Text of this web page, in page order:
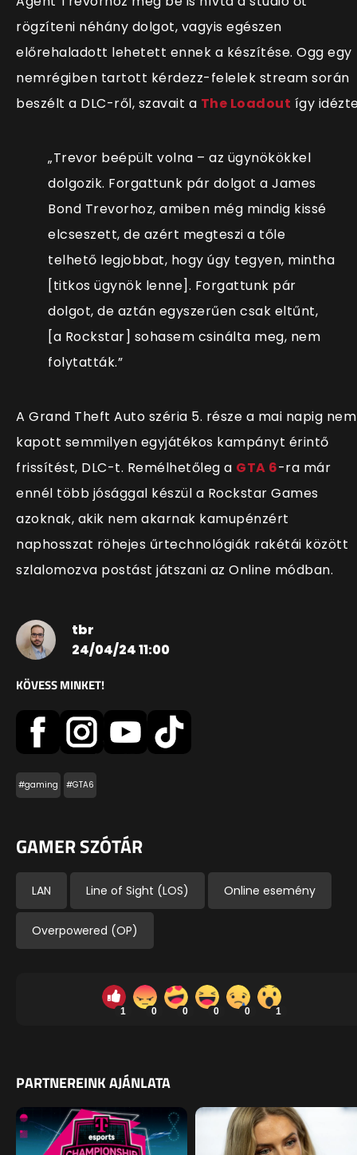
rögzíteni néhány dolgot, vagyis egészen
előrehaladott lehetett ennek a készítése. Ogg egy
nemrégiben tartott kérdezz-felelek stream során
beszélt a DLC-ről, szavait a The Loadout így
„Trevor beépült volna – az ügynökökkel
dolgozik. Forgattunk pár dolgot a James
Bond Trevorhoz, amiben még mindig kissé
elcseszett, de azért megteszi a tőle
telhető legjobbat, hogy úgy tegyen, mintha
[titkos ügynök lenne]. Forgattunk pár
dolgot, de aztán egyszerűen csak eltűnt,
[a Rockstar] sohasem csinálta meg, nem
folytatták.”
A Grand Theft Auto széria 5. része a mai napig nem
kapott semmilyen egyjátékos kampányt érintő
frissítést, DLC-t. Remélhetőleg a GTA 6-ra már
ennél több jósággal készül a Rockstar Games
azoknak, akik nem akarnak kamupénzért
naphosszat röhejes űrtechnológiák rakétái között
szlalomozva postást játszani az Online módban.
tbr
24/04/24 11:00
KÖVESS MINKET!
#gaming #GTA6
GAMER SZÓTÁR
LAN Line of Sight (LOS) Online esemény
Overpowered (OP)
1 0 0 0 0 1
PARTNEREINK AJÁNLATA